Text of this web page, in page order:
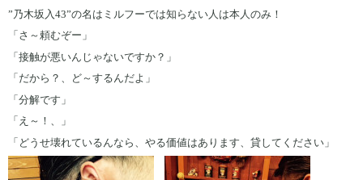
”乃木坂入43”の名はミルフーでは知らない人は本人のみ！
「さ～頼むぞー」
「接触が悪いんじゃないですか？」
「だから？、ど～するんだよ」
「分解です」
「え～！、」
「どうせ壊れているんなら、やる価値はあります、貸してください」